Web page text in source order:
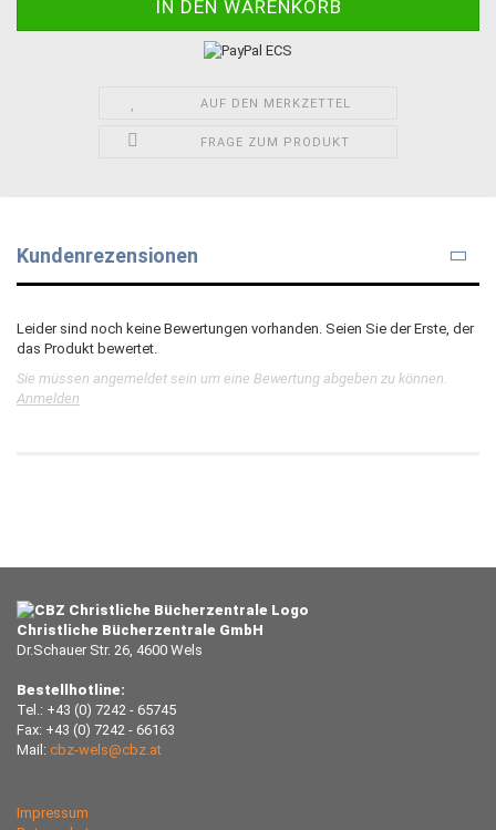
AUF DEN MERKZETTEL
FRAGE ZUM PRODUKT
Kundenrezensionen
Leider sind noch keine Bewertungen vorhanden. Seien Sie der Erste, der
das Produkt bewertet.
Sie müssen angemeldet sein um eine Bewertung abgeben zu können.
Anmelden
Christliche Bücherzentrale GmbH
Dr.Schauer Str. 26, 4600 Wels
Bestellhotline:
Tel.: +43 (0) 7242 - 65745
Fax: +43 (0) 7242 - 66163
Mail: cbz-wels@cbz.at
Impressum